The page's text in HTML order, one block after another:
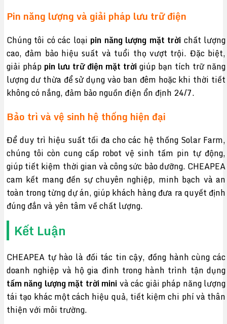
Pin năng lượng và giải pháp lưu trữ điện
Chúng tôi có các loại pin năng lượng mặt trời chất lượng
cao, đảm bảo hiệu suất và tuổi thọ vượt trội. Đặc biệt,
giải pháp pin lưu trữ điện mặt trờigiúp bạn tích trữ năng
lượng dư thừa để sử dụng vào ban đêm hoặc khi thời tiết
không có nắng, đảm bảo nguồn điện ổn định 24/7.
Bảo trì và vệ sinh hệ thống hiện đại
Để duy trì hiệu suất tối đa cho các hệ thống Solar Farm,
chúng tôi còn cung cấp robot vệ sinh tấm pin tự động,
giúp tiết kiệm thời gian và công sức bảo dưỡng. CHEAPEA
cam kết mang đến sự chuyên nghiệp, minh bạch và an
toàn trong từng dự án, giúp khách hàng đưa ra quyết định
đúng đắn và yên tâm về chất lượng.
Kết Luận
CHEAPEA tự hào là đối tác tin cậy, đồng hành cùng các
doanh nghiệp và hộ gia đình trong hành trình tận dụng
tấm năng lượng mặt trời minivà các giải pháp năng lượng
tái tạo khác một cách hiệu quả, tiết kiệm chi phí và thân
thiện với môi trường.